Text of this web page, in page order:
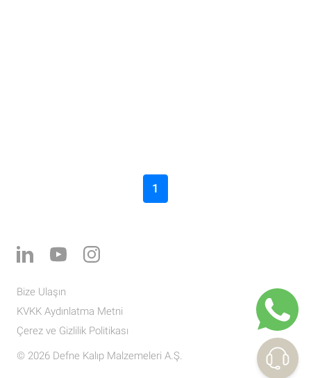
1
© 2026 Defne Kalıp Malzemeleri A.Ş.
Bize Ulaşın
KVKK Aydınlatma Metni
Çerez ve Gizlilik Politikası